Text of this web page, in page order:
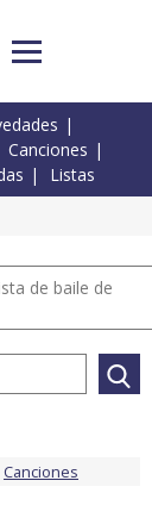
Canciones
Listas
de baile de
Canciones